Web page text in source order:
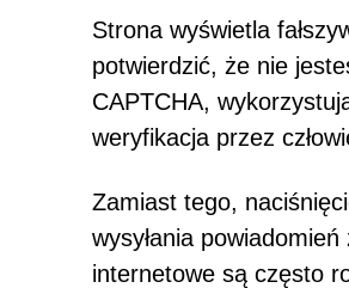
Strona wyświetla
potwierdzić, że nie
CAPTCHA,
weryfikacja przez
Zamiast tego,
wysyłania
internetowe są często